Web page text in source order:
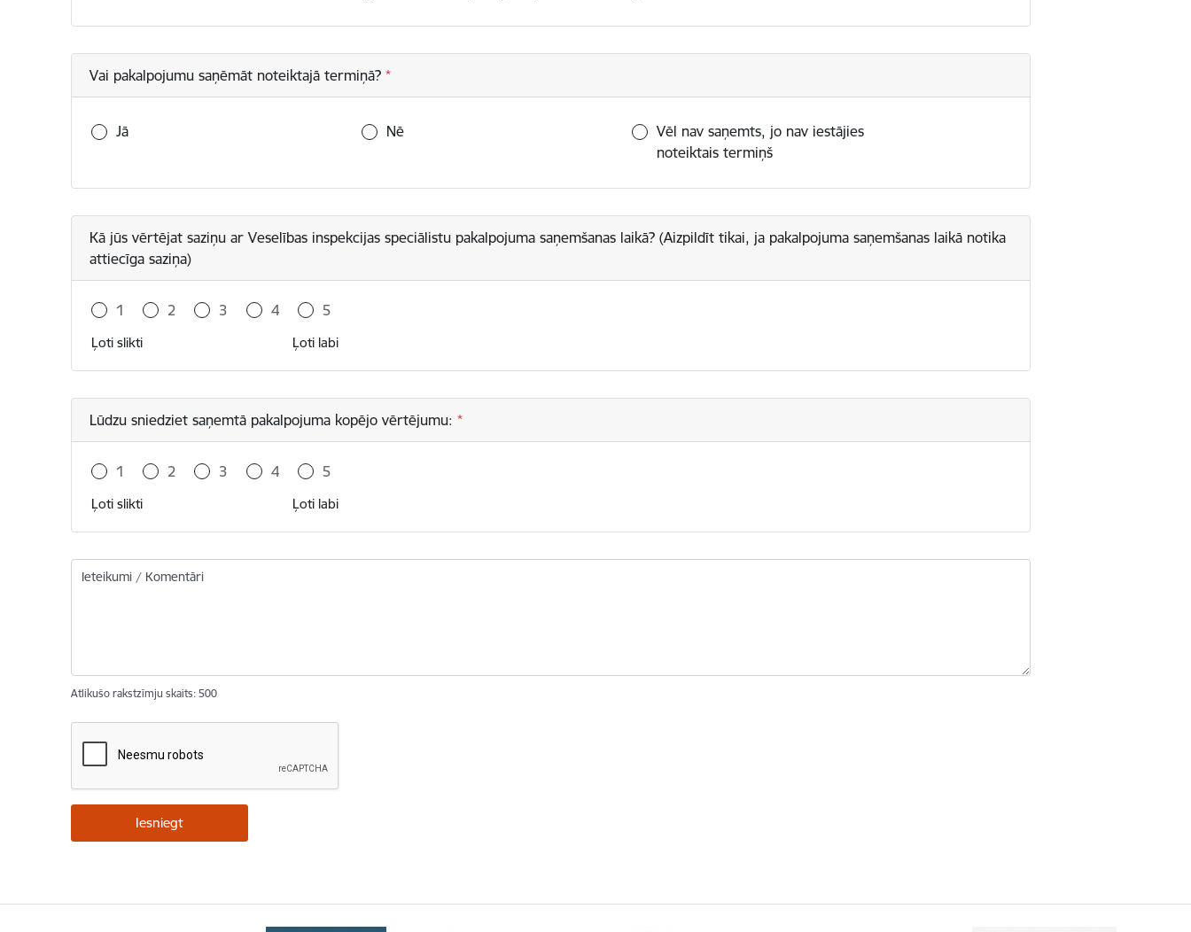
Vai pakalpojumu saņēmāt noteiktajā termiņā?
Jā Nē
Vēl nav saņemts, jo nav iestājies
noteiktais termiņš
Kā jūs vērtējat saziņu ar Veselības inspekcijas speciālistu pakalpojuma saņemšanas laikā? (Aizpildīt tikai, ja pakalpojuma saņemšanas laikā notika
attiecīga saziņa)
1 2 3 4 5
Ļoti slikti Ļoti labi
Lūdzu sniedziet saņemtā pakalpojuma kopējo vērtējumu:
1 2 3 4 5
Ļoti slikti Ļoti labi
Atlikušo rakstzīmju skaits: 500
Ieteikumi / Komentāri